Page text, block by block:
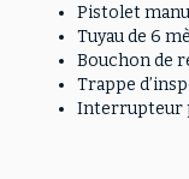
Pistolet
Tuyau de 6
Bouchon de
Trappe
Interrupteur